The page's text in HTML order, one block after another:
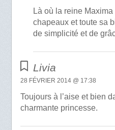
Là où la reine
chapeaux et toute sa
de simplicité et de
Livia
28 FÉVRIER 2014 @ 17:38
Toujours à l’aise et bien
charmante princesse.